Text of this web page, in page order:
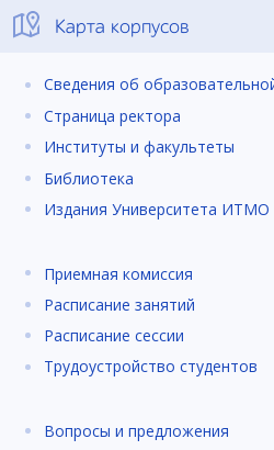
Карта корпусов
Сведения об
Страница ректора
Институты и факультеты
Библиотека
Издания Университета ИТМО
Приемная комиссия
Расписание занятий
Расписание сессии
Трудоустройство студентов
Вопросы и предложения